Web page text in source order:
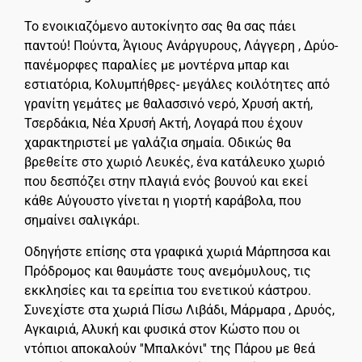
Το ενοικιαζόμενο αυτοκίνητο σας θα σας πάει
παντού! Πούντα, Άγιους Ανάργυρους, Λάγγερη , Δρύο-
πανέμορφες παραλίες με μοντέρνα μπαρ και
εστιατόρια, Κολυμπήθρες- μεγάλες κοιλότητες από
γρανίτη γεμάτες με θαλασσινό νερό, Χρυσή ακτή,
Τσερδάκια, Νέα Χρυσή Ακτή, Λογαρά που έχουν
χαρακτηριστεί με γαλάζια σημαία. Οδικώς θα
βρεθείτε στο χωριό Λευκές, ένα κατάλευκο χωριό
που δεσπόζει στην πλαγιά ενός βουνού και εκεί
κάθε Αύγουστο γίνεται η γιορτή καράβολα, που
σημαίνει σαλιγκάρι.
Οδηγήστε επίσης στα γραφικά χωριά Μάρπησσα και
Πρόδρομος και θαυμάστε τους ανεμόμυλους, τις
εκκλησίες και τα ερείπια του ενετικού κάστρου.
Συνεχίστε στα χωριά Πίσω Λιβάδι, Μάρμαρα , Δρυός,
Αγκαιριά, Αλυκή και φυσικά στον Κώστο που οι
ντόπιοι αποκαλούν ''Μπαλκόνι'' της Πάρου με θεά